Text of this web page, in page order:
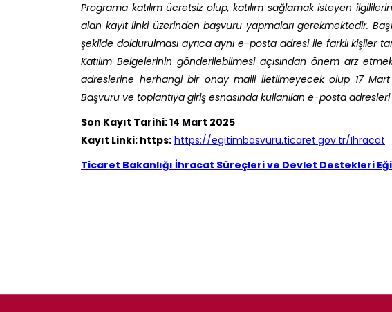
Programa katılım ücretsiz olup, katılım sağlamak isteyen
alan kayıt linki üzerinden başvuru yapmaları gerekmektedir.
şekilde doldurulması ayrıca aynı e-posta adresi ile farklı kişiler
Katılım Belgelerinin gönderilebilmesi açısından önem arz
adreslerine herhangi bir onay maili iletilmeyecek olup 17
Başvuru ve toplantıya giriş esnasında kullanılan e-posta adresleri
Son Kayıt Tarihi: 14 Mart 2025
Kayıt Linki: https: https://egitimbasvuru.ticaret.gov.tr/Ihracat
Ticaret Bakanlığı İhracat Süreçleri ve Devlet Destekleri